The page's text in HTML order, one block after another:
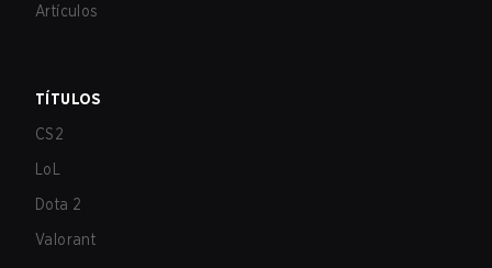
Artículos
TÍTULOS
CS2
LoL
Dota 2
Valorant